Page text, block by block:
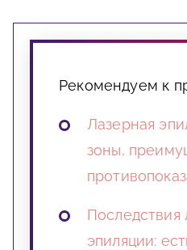
Рекомендуем к
Лазерная
зоны,
Последствия
эпиляции: